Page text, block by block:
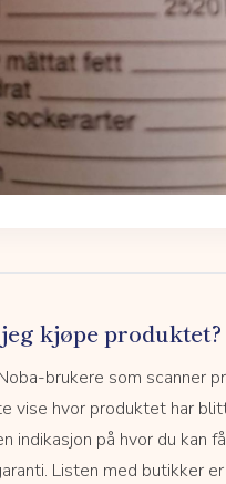
kjøpe produktet?
brukere som scanner
vise hvor produktet har
indikasjon på hvor du kan
Listen med butikker